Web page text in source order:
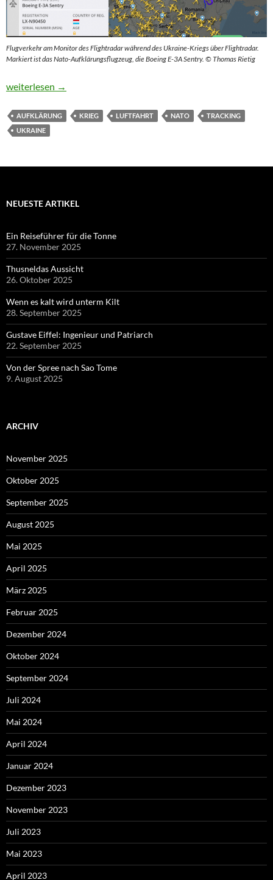
Flugverkehr am Monitor des Flightradar während des Ukraine-Kriegs über Flightradar.
Markiert ist das Nato-Aufklärungsflugzeug, die Boeing E-3A Sentry. © Thomas Rietig
Am Rande des Krieges halten Oldtimer die Wacht
weiterlesen →
AUFKLÄRUNG KRIEG LUFTFAHRT NATO
TRACKING
UKRAINE
NEUESTE ARTIKEL
Ein Reiseführer für die Tonne
27. November 2025
Thusneldas Aussicht
26. Oktober 2025
Wenn es kalt wird unterm Kilt
28. September 2025
Gustave Eiffel: Ingenieur und Patriarch
22. September 2025
Von der Spree nach Sao Tome
9. August 2025
ARCHIV
November 2025
Oktober 2025
September 2025
August 2025
Mai 2025
April 2025
März 2025
Februar 2025
Dezember 2024
Oktober 2024
September 2024
Juli 2024
Mai 2024
April 2024
Januar 2024
Dezember 2023
November 2023
Juli 2023
Mai 2023
April 2023